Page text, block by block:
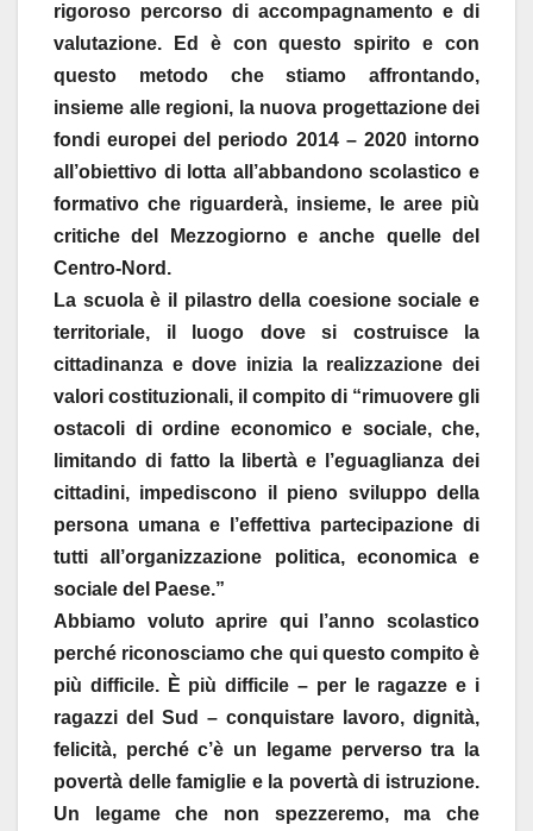
rigoroso percorso di accompagnamento e di
valutazione. Ed è con questo spirito e con
questo metodo che stiamo affrontando,
insieme alle regioni, la nuova progettazione dei
fondi europei del periodo 2014 – 2020 intorno
all’obiettivo di lotta all’abbandono scolastico e
formativo che riguarderà, insieme, le aree più
critiche del Mezzogiorno e anche quelle del
Centro-Nord.
La scuola è il pilastro della coesione sociale e
territoriale, il luogo dove si costruisce la
cittadinanza e dove inizia la realizzazione dei
valori costituzionali, il compito di “rimuovere gli
ostacoli di ordine economico e sociale, che,
limitando di fatto la libertà e l’eguaglianza dei
cittadini, impediscono il pieno sviluppo della
persona umana e l’effettiva partecipazione di
tutti all’organizzazione politica, economica e
sociale del Paese.”
Abbiamo voluto aprire qui l’anno scolastico
perché riconosciamo che qui questo compito è
più difficile. È più difficile – per le ragazze e i
ragazzi del Sud – conquistare lavoro, dignità,
felicità, perché c’è un legame perverso tra la
povertà delle famiglie e la povertà di istruzione.
Un legame che non spezzeremo, ma che